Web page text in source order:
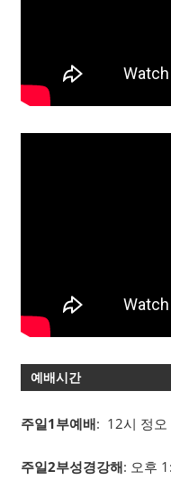
예배시간
주일1부예배: 12시 정오
주일2부성경강해: 오후